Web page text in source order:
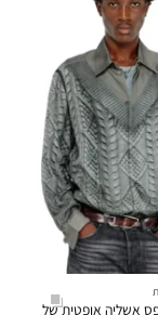
אשליה אופטית של